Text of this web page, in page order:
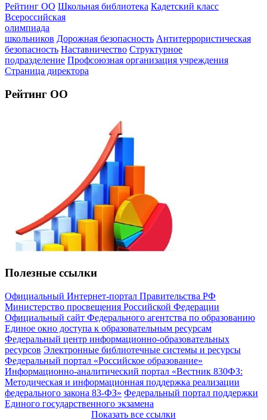
Рейтинг ОО Школьная библиотека Кадетский класс
Всероссийская
олимпиада
школьников Дорожная безопасность Антитеррористическая
безопасность Наставничество Структурное
подразделение Профсоюзная организация учреждения
Страница директора
Рейтинг ОО
Полезные ссылки
Официальный Интернет-портал Правительства РФ
Министерство просвещения Российской Федерации
Официальный сайт Федерального агентства по образованию
Единое окно доступа к образовательным ресурсам
Федеральный центр информационно-образовательных
ресурсов Электронные библиотечные системы и ресурсы
Федеральный портал «Российское образование»
Информационно-аналитический портал «Вестник 830ФЗ:
Методическая и информационная поддержка реализации
федерального закона 83-ФЗ» Федеральный портал поддержки
Единого государственного экзамена
Показать все ссылки